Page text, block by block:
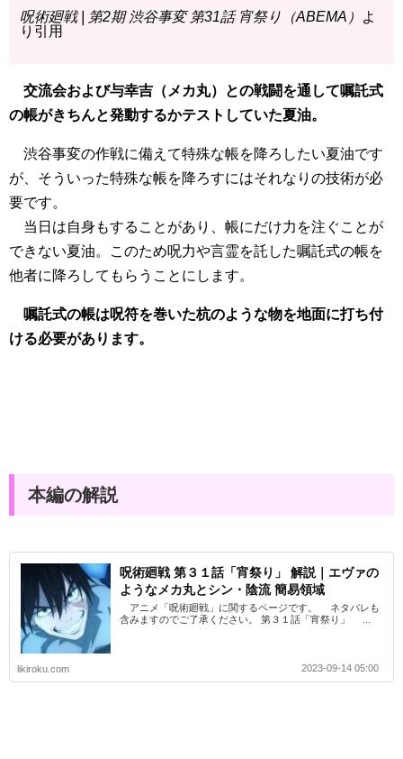
呪術廻戦 | 第2期 渋谷事変 第31話 宵祭り（ABEMA）
よ
り引用
交流会および与幸吉（メカ丸）との戦闘を通して嘱託式
の帳がきちんと発動するかテストしていた夏油。
渋谷事変の作戦に備えて特殊な帳を降ろしたい夏油です
が、そういった特殊な帳を降ろすにはそれなりの技術が必
要です。
当日は自身もすることがあり、帳にだけ力を注ぐことが
できない夏油。このため呪力や言霊を託した嘱託式の帳を
他者に降ろしてもらうことにします。
嘱託式の帳は呪符を巻いた杭のような物を地面に打ち付
ける必要があります。
本編の解説
呪術廻戦 第３１話「宵祭り」 解説｜エヴァの
ようなメカ丸とシン・陰流 簡易領域
アニメ「呪術廻戦」に関するページです。 ネタバレも
含みますのでご了承ください。 第３１話「宵祭り」 ...
likiroku.com 2023-09-14 05:00